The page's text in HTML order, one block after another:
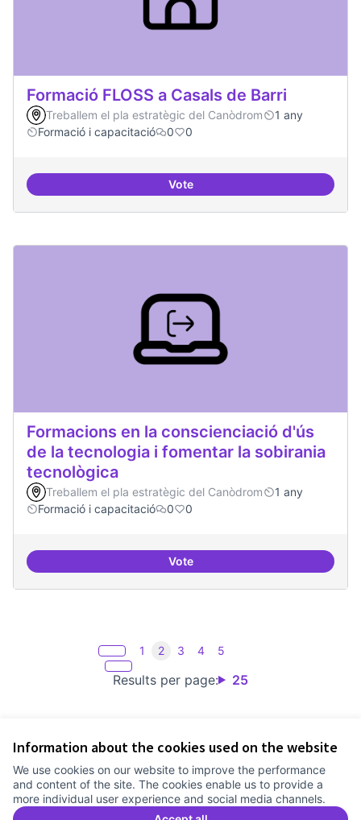
Information about the cookies used on the website
We use cookies on our website to improve the performance
and content of the site. The cookies enable us to provide a
more individual user experience and social media channels.
Formació FLOSS a Casals de Barri
Treballem el pla estratègic del Canòdrom
1 any
Formació i capacitació
0 0
VoteFormació FLOSS a Casals de
Formacions en la conscienciació d'ús
de la tecnologia i fomentar la sobirania
tecnològica
Treballem el pla estratègic del Canòdrom
1 any
Formació i capacitació
0 0
VoteFormacions en la
Results per page: 25
1 2 3 4 5
Cookie settings
Comunitat Canòdrom at Facebook
(External link)
Comunitat Canòdrom at Instagram
(External link)
Comunitat Canòdrom at YouTube
(External link)
English
Triar la llenguaElegir el idiomaChoose language